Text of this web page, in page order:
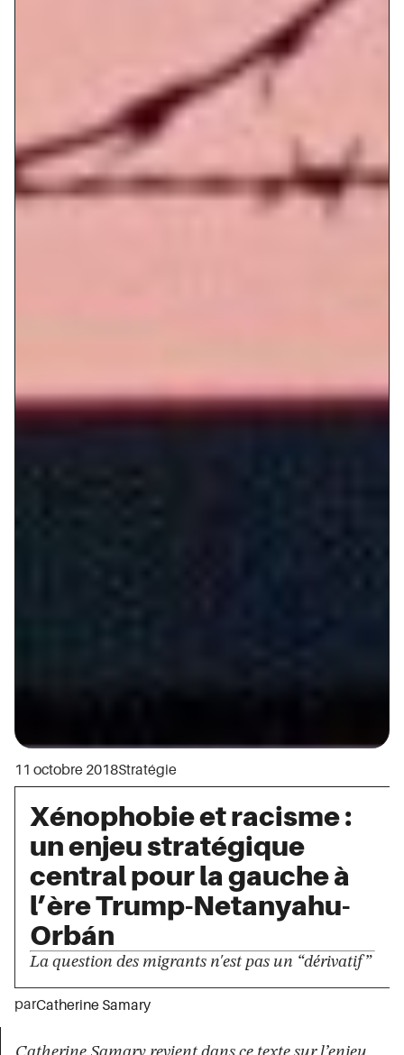
11 octobre 2018Stratégie
Xénophobie et racisme :
un enjeu stratégique
central pour la gauche à
l’ère Trump-Netanyahu-
Orbán
La question des migrants n'est pas un “dérivatif”
parCatherine Samary